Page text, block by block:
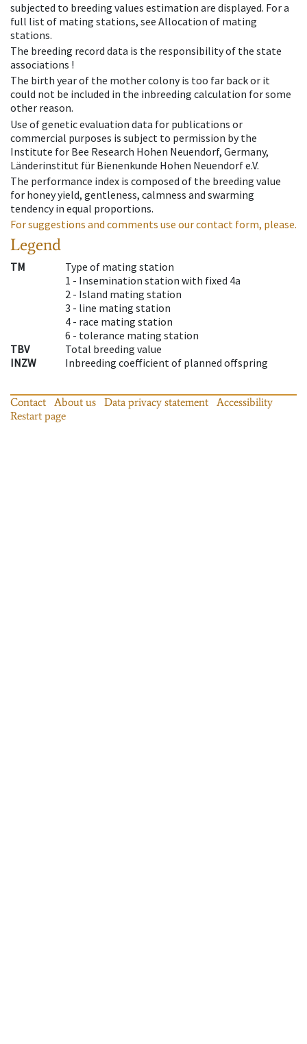
subjected to breeding values estimation are displayed. For a
full list of mating stations, see Allocation of mating
stations.
The breeding record data is the responsibility of the state
associations !
The birth year of the mother colony is too far back or it
could not be included in the inbreeding calculation for some
other reason.
Use of genetic evaluation data for publications or
commercial purposes is subject to permission by the
Institute for Bee Research Hohen Neuendorf, Germany,
Länderinstitut für Bienenkunde Hohen Neuendorf e.V.
The performance index is composed of the breeding value
for honey yield, gentleness, calmness and swarming
tendency in equal proportions.
For suggestions and comments use our contact form, please.
Legend
TM
Type of mating station
1 - Insemination station with fixed 4a
2 - Island mating station
3 - line mating station
4 - race mating station
6 - tolerance mating station
TBV
Total breeding value
INZW
Inbreeding coefficient of planned offspring
Contact About us Data privacy statement
Accessibility
Restart page